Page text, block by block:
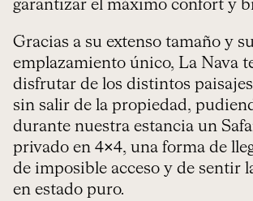
garantizar el máximo confort y
Gracias a su extenso tamaño y
emplazamiento único, La Nava
disfrutar de los distintos
sin salir de la propiedad,
durante nuestra estancia un
privado en 4×4, una forma de
de imposible acceso y de sentir
en estado puro.